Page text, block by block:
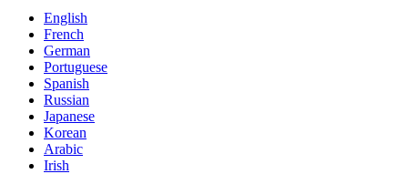
English
French
German
Portuguese
Spanish
Russian
Japanese
Korean
Arabic
Irish